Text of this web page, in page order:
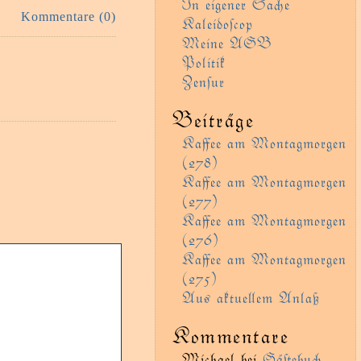
Kommentare (0)
Kaleidoſcop
Meine AGB
Politik
Zenſur
Beiträge
Kaﬀee am Montagmorgen
(278)
Kaﬀee am Montagmorgen
(277)
Kaﬀee am Montagmorgen
(276)
Kaﬀee am Montagmorgen
(275)
Aus aktueem Anlaß
Kommentare